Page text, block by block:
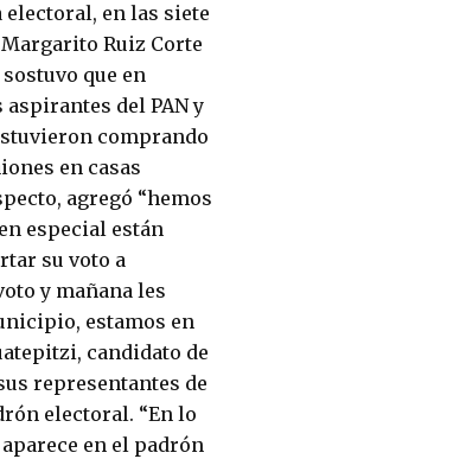
en las siete
Ruiz Corte
que en
del PAN y
comprando
en casas
agregó “hemos
especial están
su voto a
y mañana les
estamos en
candidato de
representantes de
electoral. “En lo
en el padrón